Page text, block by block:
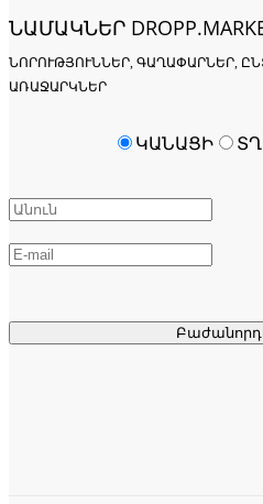
ՆԱՄԱԿՆԵՐ
ՆՈՐՈՒԹՅՈՒՆՆԵՐ, ԳԱՂԱՓԱՐՆԵՐ,
ՌԱՋԱՐԿՆԵՐ
ԿԱՆԱՑԻ